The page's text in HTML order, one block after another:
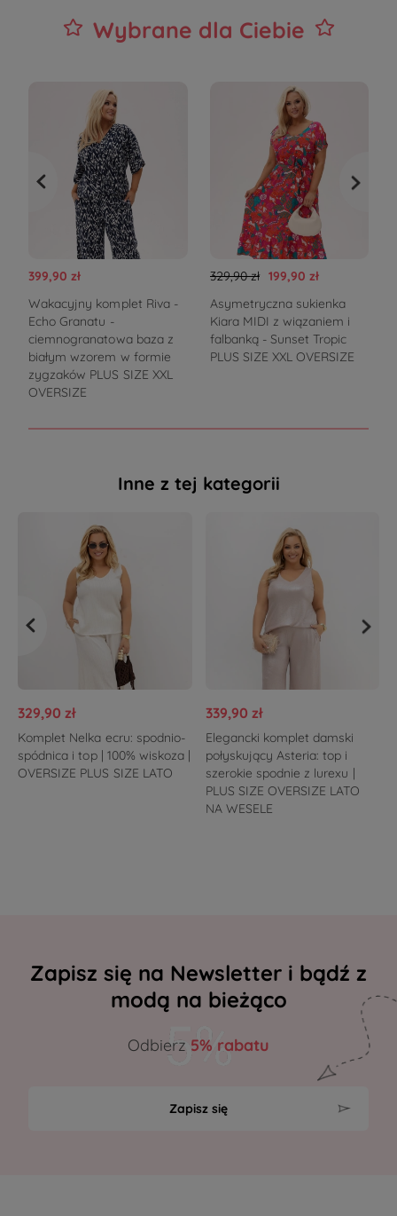
Wybrane dla Ciebie
399,90 zł
Wakacyjny komplet Riva -
Echo Granatu -
ciemnogranatowa baza z
białym wzorem w formie
zygzaków PLUS SIZE XXL
OVERSIZE
329,90 zł 199,90 zł
Asymetryczna sukienka
Kiara MIDI z wiązaniem i
falbanką - Sunset Tropic
PLUS SIZE XXL OVERSIZE
Inne z tej kategorii
329,90 zł
Komplet Nelka ecru: spodnio-
spódnica i top | 100% wiskoza |
OVERSIZE PLUS SIZE LATO
339,90 zł
Elegancki komplet damski
połyskujący Asteria: top i
szerokie spodnie z lurexu |
PLUS SIZE OVERSIZE LATO
NA WESELE
Zapisz się na Newsletter i bądź z
modą na bieżąco
Odbierz 5% rabatu
Zapisz się